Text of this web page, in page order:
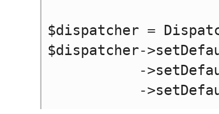
$dispatcher =
$dispatcher-